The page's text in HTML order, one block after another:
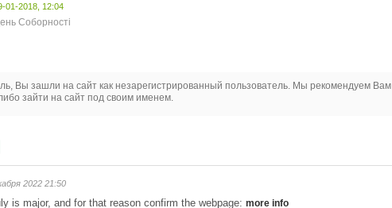
01-2018, 12:04
Соборності
Вы зашли на сайт как незарегистрированный пользователь. Мы рекомендуем Вам
зайти на сайт под своим именем.
2022 21:50
is major, and for that reason confirm the webpage: more info